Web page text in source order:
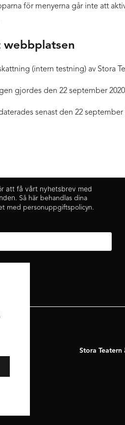
för menyerna går inte att
webbplatsen
(intern testning) av Stora
gjordes den 22 september
senast den 22 september
att få vårt nyhetsbrev med
Så här behandlas dina
med personuppgiftspolicyn.
Stora